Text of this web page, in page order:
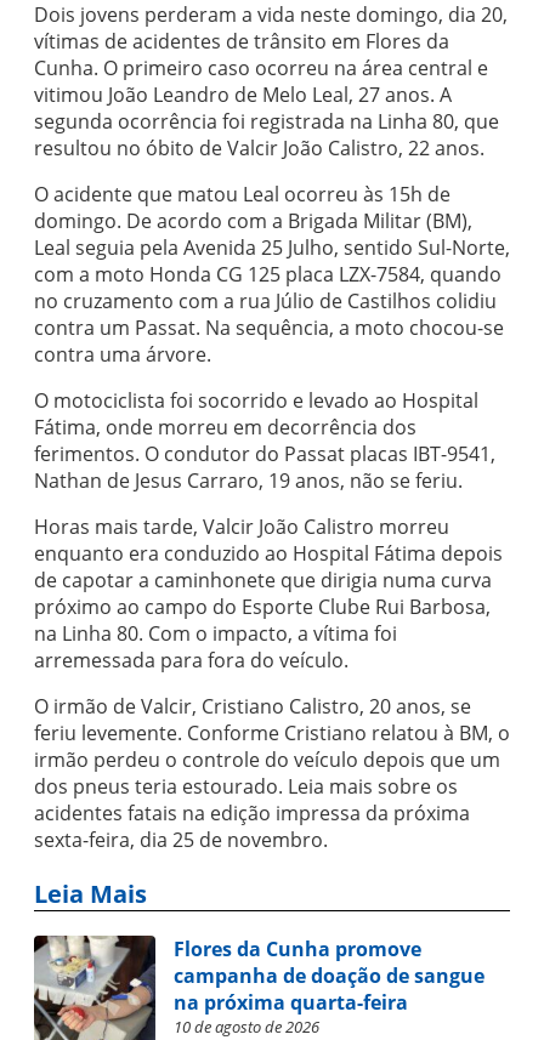
Dois jovens perderam a vida neste domingo, dia 20,
vítimas de acidentes de trânsito em Flores da
Cunha. O primeiro caso ocorreu na área central e
vitimou João Leandro de Melo Leal, 27 anos. A
segunda ocorrência foi registrada na Linha 80, que
resultou no óbito de Valcir João Calistro, 22 anos.
O acidente que matou Leal ocorreu às 15h de
domingo. De acordo com a Brigada Militar (BM),
Leal seguia pela Avenida 25 Julho, sentido Sul-Norte,
com a moto Honda CG 125 placa LZX-7584, quando
no cruzamento com a rua Júlio de Castilhos colidiu
contra um Passat. Na sequência, a moto chocou-se
contra uma árvore.
O motociclista foi socorrido e levado ao Hospital
Fátima, onde morreu em decorrência dos
ferimentos. O condutor do Passat placas IBT-9541,
Nathan de Jesus Carraro, 19 anos, não se feriu.
Horas mais tarde, Valcir João Calistro morreu
enquanto era conduzido ao Hospital Fátima depois
de capotar a caminhonete que dirigia numa curva
próximo ao campo do Esporte Clube Rui Barbosa,
na Linha 80. Com o impacto, a vítima foi
arremessada para fora do veículo.
O irmão de Valcir, Cristiano Calistro, 20 anos, se
feriu levemente. Conforme Cristiano relatou à BM, o
irmão perdeu o controle do veículo depois que um
dos pneus teria estourado. Leia mais sobre os
acidentes fatais na edição impressa da próxima
sexta-feira, dia 25 de novembro.
Leia Mais
Flores da Cunha promove
campanha de doação de sangue
na próxima quarta-feira
10 de agosto de 2026